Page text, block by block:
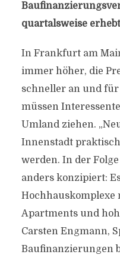
quartalsweise
In Frankfurt am
immer höher, die
schneller an und
müssen
Umland ziehen.
Innenstadt
werden. In der
anders konzipiert:
Hochhauskomplexe
Apartments und
Carsten Engmann,
Baufinanzierungen